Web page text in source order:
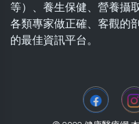
等）、養生保健、營養攝
各類專家做正確、客觀的
的最佳資訊平台。